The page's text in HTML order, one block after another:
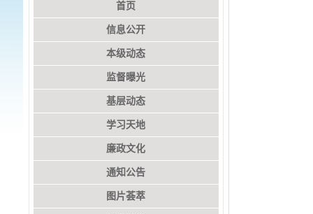
首页
信息公开
本级动态
监督曝光
基层动态
学习天地
廉政文化
通知公告
图片荟萃